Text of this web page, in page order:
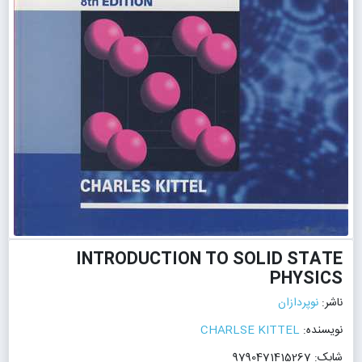
INTRODUCTION TO SOLID STATE
PHYSICS
ناشر: نوپردازان
نویسنده: CHARLSE KITTEL
شابک: 9790471415267